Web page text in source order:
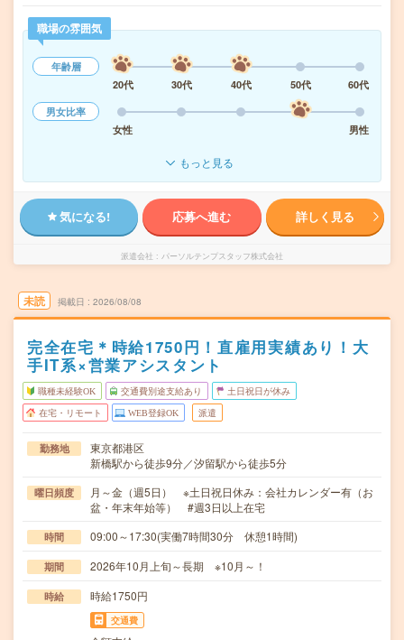
職場の雰囲気
年齢層
20代
30代 40代 50代
60代
男女比率
女性
男性
もっと見る
気になる! 応募へ進む 詳しく見る
派遣会社 パーソルテンプスタッフ株式会社
未読 掲載日 2026/08/08
完全在宅＊時給1750円！直雇用実績あり！大
手IT系×営業アシスタント
職種未経験OK 交通費別途支給あり 土日祝日が休み
在宅・リモート WEB登録OK 派遣
勤務地
東京都港区
新橋駅から徒歩9分／汐留駅から徒歩5分
曜日頻度
月～金（週5日） ※土日祝日休み：会社カレンダー有（お
盆・年末年始等） #週3日以上在宅
時間 09:00～17:30(実働7時間30分 休憩1時間)
期間 2026年10月上旬～長期 ※10月～！
時給 時給1750円
交通費